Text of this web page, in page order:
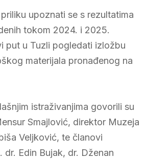
upoznati se s rezultatima
tokom 2024. i 2025.
put u Tuzli pogledati izložbu
materijala pronađenog na
istraživanjima govorili su
Smajlović, direktor Muzeja
Veljković, te članovi
Edin Bujak, dr. Dženan